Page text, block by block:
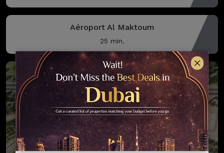
Aéroport Al Maktoum
25 min.